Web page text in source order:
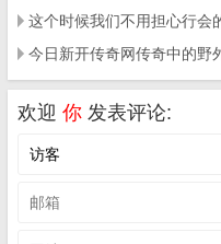
这个时候我们不用担心行会
今日新开传奇网传奇中的野
欢迎 你 发表评论: